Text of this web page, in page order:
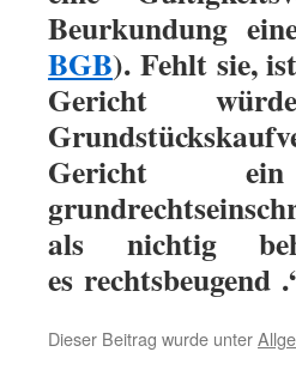
Beurkundung
BGB). Fehlt sie,
Gericht
Gericht
als nichtig
es rechtsbeugend
Dieser Beitrag wurde unter